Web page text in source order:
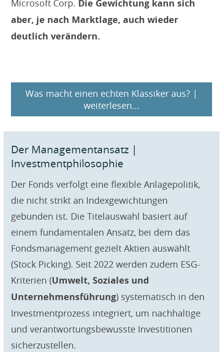
Microsoft Corp. Die Gewichtung kann sich
aber, je nach Marktlage, auch wieder
deutlich verändern.
Was macht einen echten Klassiker aus? |
weiterlesen...
Der Managementansatz |
Investmentphilosophie
Der Fonds verfolgt eine flexible Anlagepolitik,
die nicht strikt an Indexgewichtungen
gebunden ist. Die Titelauswahl basiert auf
einem fundamentalen Ansatz, bei dem das
Fondsmanagement gezielt Aktien auswählt
(Stock Picking). Seit 2022 werden zudem ESG-
Kriterien (Umwelt, Soziales und
Unternehmensführung) systematisch in den
Investmentprozess integriert, um nachhaltige
und verantwortungsbewusste Investitionen
sicherzustellen.